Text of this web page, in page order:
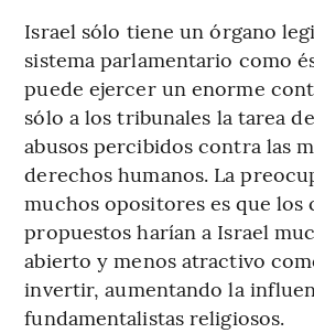
Israel sólo tiene un órgano
sistema parlamentario como
puede ejercer un enorme
sólo a los tribunales la tarea
abusos percibidos contra las
derechos humanos. La
muchos opositores es que los
propuestos harían a Israel
abierto y menos atractivo
invertir, aumentando la
fundamentalistas religiosos.